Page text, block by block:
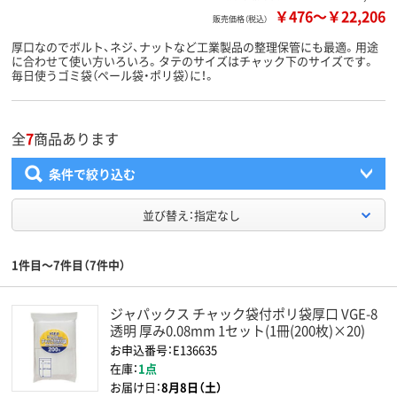
販売価格（税込） ￥476～￥22,206
厚口なのでボルト、ネジ、ナットなど工業製品の整理保管にも最適。用途
に合わせて使い方いろいろ。タテのサイズはチャック下のサイズです。
毎日使うゴミ袋（ペール袋・ポリ袋）に！。
全7商品あります
条件で絞り込む
並び替え：指定なし
1件目～7件目（7件中）
ジャパックス チャック袋付ポリ袋厚口 VGE-8
透明 厚み0.08mm 1セット(1冊(200枚)×20)
お申込番号：E136635
在庫：1点
お届け日：8月8日（土）